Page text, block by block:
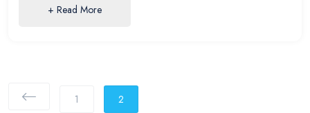
+ Read More
1 2